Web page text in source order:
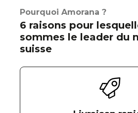
Pourquoi Amorana ?
6 raisons pour
sommes le leader du
suisse